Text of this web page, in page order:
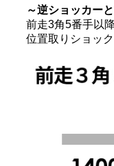
～逆ショッカー
前走3角5番手以
位置取りショッ